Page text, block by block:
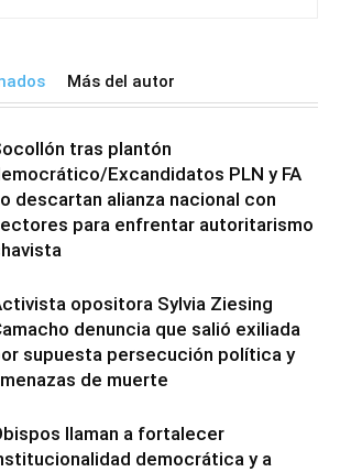
Más del autor
tras plantón
Excandidatos PLN y FA
descartan alianza nacional con
para enfrentar autoritarismo
opositora Sylvia Ziesing
denuncia que salió exiliada
supuesta persecución política y
de muerte
llaman a fortalecer
democrática y a